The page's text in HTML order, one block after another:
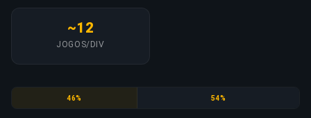
~12
JOGOS/DIV
Silver
46% Silver Elite
54%